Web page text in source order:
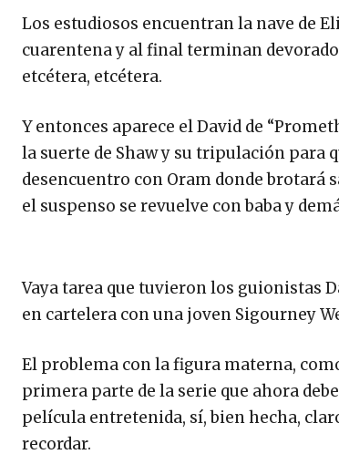
Los estudiosos encuentran la nave de
cuarentena y al final terminan
etcétera, etcétera.
Y entonces aparece el David de
la suerte de Shaw y su tripulación para
desencuentro con Oram donde brotará
el suspenso se revuelve con baba y
Vaya tarea que tuvieron los guionistas
en cartelera con una joven Sigourney
El problema con la figura materna,
primera parte de la serie que ahora
película entretenida, sí, bien hecha,
recordar.